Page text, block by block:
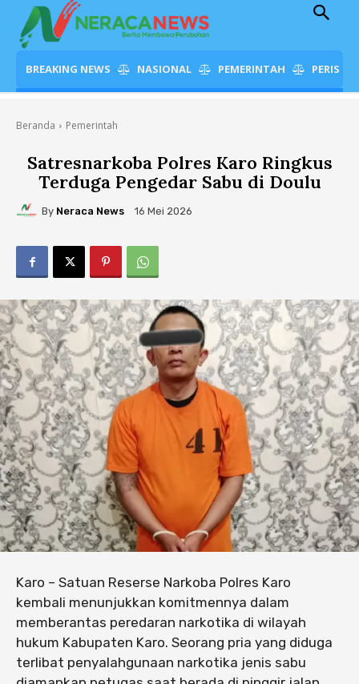
BREAKING NEWS NASIONAL PEMERINTAH
Beranda Pemerintah
Satresnarkoba Polres Karo Ringkus
Terduga Pengedar Sabu di Doulu
By Neraca News 16 Mei 2026
Karo – Satuan Reserse Narkoba Polres Karo
kembali menunjukkan komitmennya dalam
memberantas peredaran narkotika di wilayah
hukum Kabupaten Karo. Seorang pria yang diduga
terlibat penyalahgunaan narkotika jenis sabu